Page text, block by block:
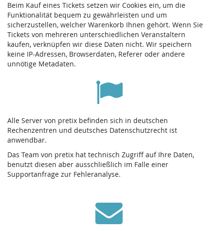
Beim Kauf eines Tickets setzen wir Cookies ein, um die
Funktionalität bequem zu gewährleisten und um
sicherzustellen, welcher Warenkorb Ihnen gehört. Wenn Sie
Tickets von mehreren unterschiedlichen Veranstaltern
kaufen, verknüpfen wir diese Daten nicht. Wir speichern
keine IP-Adressen, Browserdaten, Referer oder andere
unnötige Metadaten.
Alle Server von pretix befinden sich in deutschen
Rechenzentren und deutsches Datenschutzrecht ist
anwendbar.
Das Team von pretix hat technisch Zugriff auf Ihre Daten,
benutzt diesen aber ausschließlich im Falle einer
Supportanfrage zur Fehleranalyse.